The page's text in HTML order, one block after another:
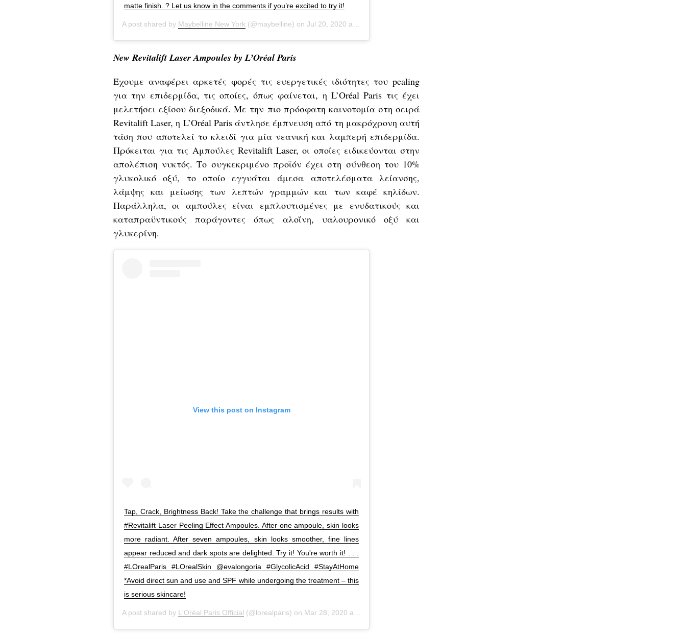
matte finish. ? Let us know in the comments if you’re excited to try it!
A post shared by Maybelline New York (@maybelline) on Jul 20, 2020 at 1:32pm PDT
New Revitalift Laser Ampoules byL’OréalParis
Έχουμε αναφέρει αρκετές φορές τις ευεργετικές ιδιότητες του pealing
για την επιδερμίδα, τις οποίες, όπως φαίνεται, η L’Oréal Paris τις έχει
μελετήσει εξίσου διεξοδικά. Με την πιο πρόσφατη καινοτομία στη σειρά
Revitalift Laser, η L’Oréal Paris άντλησε έμπνευση από τη μακρόχρονη αυτή
τάση που αποτελεί το κλειδί για μία νεανική και λαμπερή επιδερμίδα.
Πρόκειται για τις Αμπούλες Revitalift Laser, οι οποίες ειδικεύονται στην
απολέπιση νυκτός. Το συγκεκριμένο προϊόν έχει στη σύνθεση του 10%
γλυκολικό οξύ, το οποίο εγγυάται άμεσα αποτελέσματα λείανσης,
λάμψης και μείωσης των λεπτών γραμμών και των καφέ κηλίδων.
Παράλληλα, οι αμπούλες είναι εμπλουτισμένες με ενυδατικούς και
καταπραϋντικούς παράγοντες όπως αλοΐνη, υαλουρονικό οξύ και
γλυκερίνη.
View this post on Instagram
Tap, Crack, Brightness Back! Take the challenge that brings results with
#Revitalift Laser Peeling Effect Ampoules. After one ampoule, skin looks
more radiant. After seven ampoules, skin looks smoother, fine lines
appear reduced and dark spots are delighted. Try it! You're worth it! . . .
#LOrealParis #LOrealSkin @evalongoria #GlycolicAcid #StayAtHome
*Avoid direct sun and use and SPF while undergoing the treatment – this
is serious skincare!
A post shared by L'Oréal Paris Official (@lorealparis) on Mar 28, 2020 at 1:59am PDT